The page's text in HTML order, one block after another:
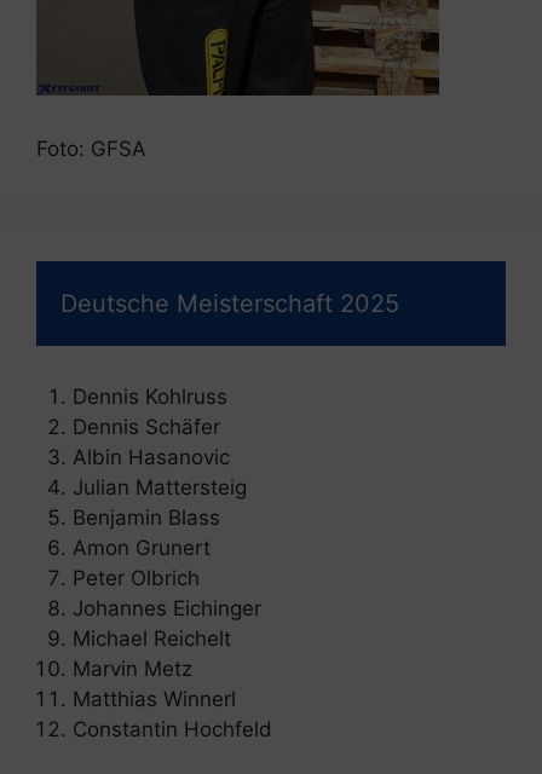
Foto: GFSA
Deutsche Meisterschaft 2025
Dennis Kohlruss
Dennis Schäfer
Albin Hasanovic
Julian Mattersteig
Benjamin Blass
Amon Grunert
Peter Olbrich
Johannes Eichinger
Michael Reichelt
Marvin Metz
Matthias Winnerl
Constantin Hochfeld